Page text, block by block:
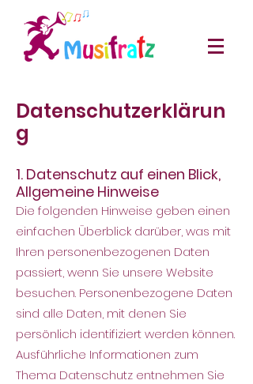
Datenschutzerklärun
g
1. Datenschutz auf einen Blick,
Allgemeine Hinweise
Die folgenden Hinweise geben einen
einfachen Überblick darüber, was mit
Ihren personenbezogenen Daten
passiert, wenn Sie unsere Website
besuchen. Personenbezogene Daten
sind alle Daten, mit denen Sie
persönlich identifiziert werden können.
Ausführliche Informationen zum
Thema Datenschutz entnehmen Sie